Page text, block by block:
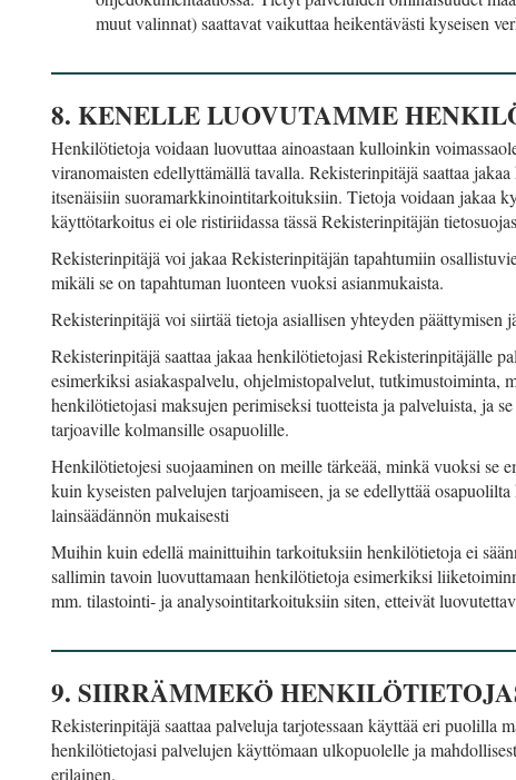
muut valinnat) saattavat vaikuttaa heikentävästi kyseisen
8. KENELLE LUOVUTAMME
Henkilötietoja voidaan luovuttaa ainoastaan kulloinkin
viranomaisten edellyttämällä tavalla. Rekisterinpitäjä saattaa
itsenäisiin suoramarkkinointitarkoituksiin. Tietoja voidaan jakaa
käyttötarkoitus ei ole ristiriidassa tässä Rekisterinpitäjän
Rekisterinpitäjä voi jakaa Rekisterinpitäjän tapahtumiin
mikäli se on tapahtuman luonteen vuoksi asianmukaista.
Rekisterinpitäjä voi siirtää tietoja asiallisen yhteyden
Rekisterinpitäjä saattaa jakaa henkilötietojasi Rekisterinpitäjälle
esimerkiksi asiakaspalvelu, ohjelmistopalvelut, tutkimustoiminta,
henkilötietojasi maksujen perimiseksi tuotteista ja palveluista, ja
tarjoaville kolmansille osapuolille.
Henkilötietojesi suojaaminen on meille tärkeää, minkä vuoksi se
kuin kyseisten palvelujen tarjoamiseen, ja se edellyttää
lainsäädännön mukaisesti
Muihin kuin edellä mainittuihin tarkoituksiin henkilötietoja ei
sallimin tavoin luovuttamaan henkilötietoja esimerkiksi
mm. tilastointi- ja analysointitarkoituksiin siten, etteivät
9. SIIRRÄMMEKÖ
Rekisterinpitäjä saattaa palveluja tarjotessaan käyttää eri puolilla
henkilötietojasi palvelujen käyttömaan ulkopuolelle ja
erilainen.